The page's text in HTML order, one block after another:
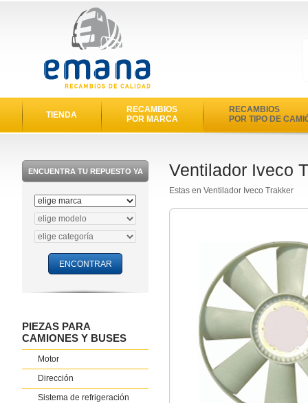
TIENDA
RECAMBIOS
POR MARCA
RECAMBIOS
POR TIPO DE
ENCUENTRA TU REPUESTO YA
PIEZAS PARA
CAMIONES Y BUSES
Motor
Dirección
Sistema de refrigeración
Ventilador Iveco
Estas en Ventilador Iveco Trakker